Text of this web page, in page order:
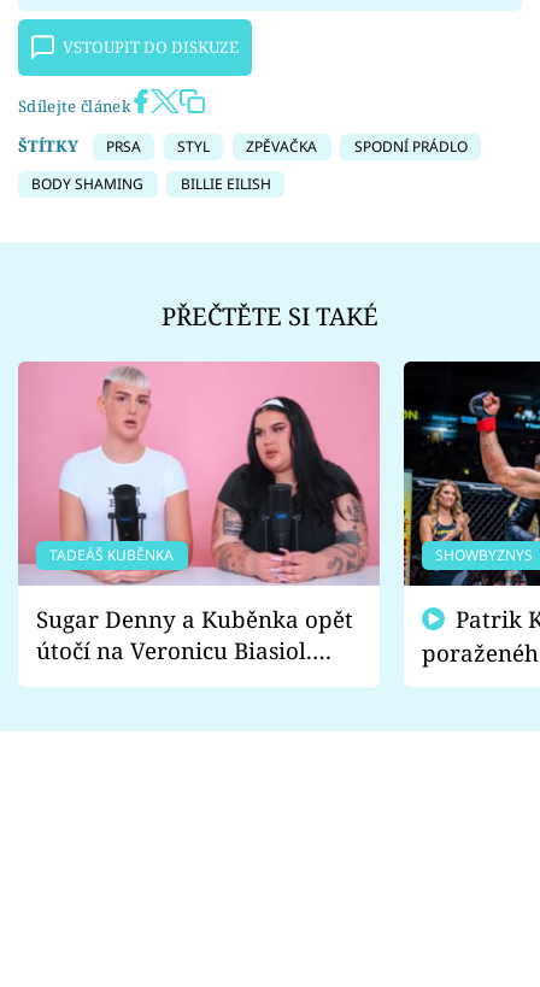
VSTOUPIT DO DISKUZE
Sdílejte článek
ŠTÍTKY
PRSA STYL ZPĚVAČKA
SPODNÍ PRÁDLO
BODY SHAMING
BILLIE EILISH
PŘEČTĚTE SI TAKÉ
TADEÁŠ KUBĚNKA
Sugar Denny a Kuběnka opět
útočí na Veronicu Biasiol.
Proč je podle nich falešná a
SHOWBYZNYS
fanoušci